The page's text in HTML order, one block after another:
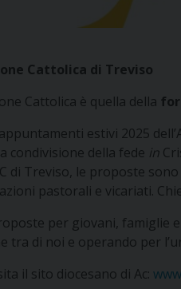
Cattolica di Treviso
Cattolica è quella della
estivi 2025
condivisione della fede in
di Treviso, le proposte
pastorali e vicariati.
per giovani, famiglie
tra di noi e operando per
il sito diocesano di Ac: